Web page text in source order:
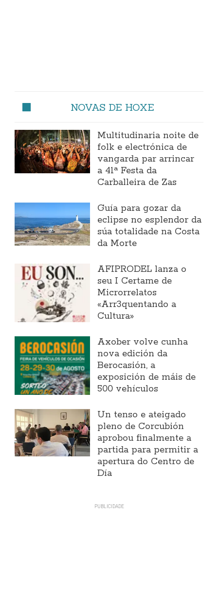
NOVAS DE HOXE
Multitudinaria noite de
folk e electrónica de
vangarda par arrincar
a 41ª Festa da
Carballeira de Zas
Guía para gozar da
eclipse no esplendor da
súa totalidade na Costa
da Morte
AFIPRODEL lanza o
seu I Certame de
Microrrelatos
«Arr3quentando a
Cultura»
Axober volve cunha
nova edición da
Berocasión, a
exposición de máis de
500 vehículos
Un tenso e ateigado
pleno de Corcubión
aprobou finalmente a
partida para permitir a
apertura do Centro de
Día